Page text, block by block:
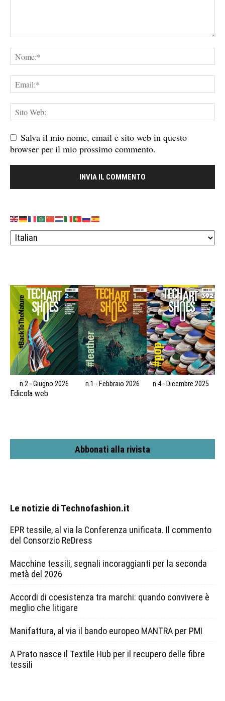
Salva il mio nome, email e sito web in questo
browser per il mio prossimo commento.
n.2 - Giugno 2026 n.1 - Febbraio 2026 n.4 - Dicembre 2025
Edicola web
Abbonati alla rivista
Le notizie di Technofashion.it
EPR tessile, al via la Conferenza unificata. Il commento
del Consorzio ReDress
Macchine tessili, segnali incoraggianti per la seconda
metà del 2026
Accordi di coesistenza tra marchi: quando convivere è
meglio che litigare
Manifattura, al via il bando europeo MANTRA per PMI
A Prato nasce il Textile Hub per il recupero delle fibre
tessili